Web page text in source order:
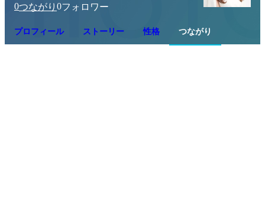
0つながり 0フォロワー
プロフィール ストーリー 性格 つながり